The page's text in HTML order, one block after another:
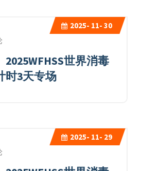
2025- 11- 30
2025WFHSS世界消毒
时3天专场
2025- 11- 29